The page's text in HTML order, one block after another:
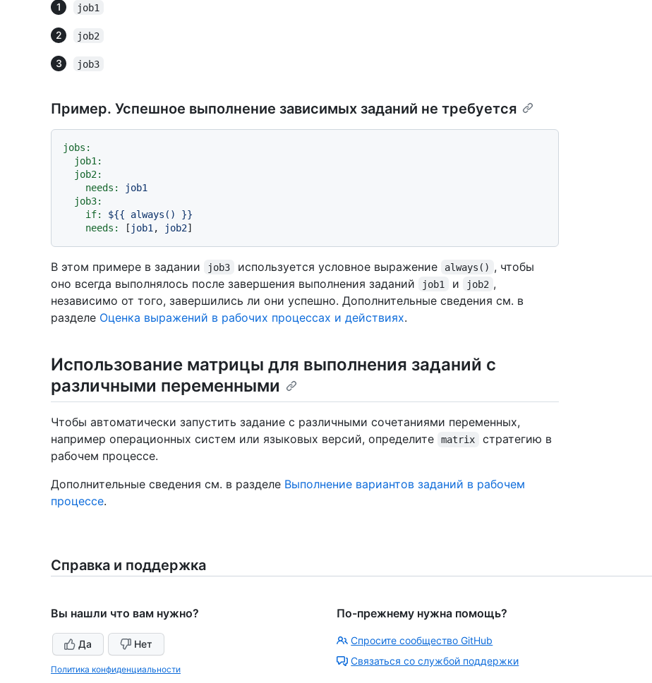
job1
job2
job3
Пример. Успешное выполнение зависимых заданий не требуется
jobs:
job1:
job2:
needs:
job1
job3:
if:
${{ always()
}}
needs:
[ job1 , job2
В этом примере в задании job3 используется условное выражение always() , чтобы
оно всегда выполнялось после завершения выполнения заданий
job1 и job2 ,
независимо от того, завершились ли они успешно. Дополнительные сведения см. в
разделе Оценка выражений в рабочих процессах и действиях.
Использование матрицы для выполнения заданий с
различными переменными
Чтобы автоматически запустить задание с различными сочетаниями переменных,
например операционных систем или языковых версий, определите
matrix
стратегию в
рабочем процессе.
Дополнительные сведения см. в разделе Выполнение вариантов заданий в рабочем
процессе.
Справка и поддержка
Вы нашли что вам нужно?
Да Нет
Политика конфиденциальности
По-прежнему нужна помощь?
Спросите сообщество GitHub
Связаться со службой поддержки